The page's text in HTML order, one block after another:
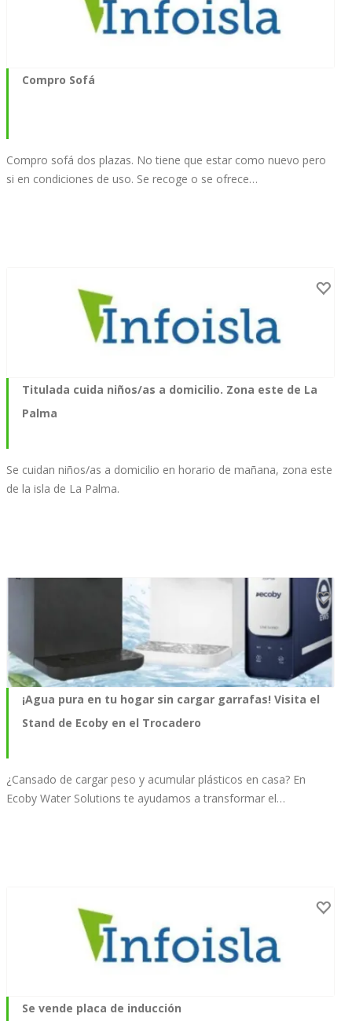
Compro Sofá
Compro sofá dos plazas. No tiene que estar como nuevo pero
si en condiciones de uso. Se recoge o se ofrece…
Titulada cuida niños/as a domicilio. Zona este de La
Palma
Se cuidan niños/as a domicilio en horario de mañana, zona este
de la isla de La Palma.
¡Agua pura en tu hogar sin cargar garrafas! Visita el
Stand de Ecoby en el Trocadero
¿Cansado de cargar peso y acumular plásticos en casa? En
Ecoby Water Solutions te ayudamos a transformar el…
Se vende placa de inducción